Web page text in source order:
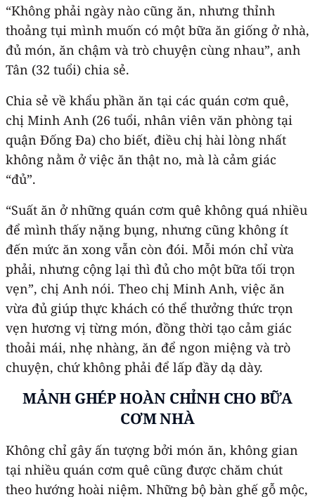
“Không phải ngày nào cũng ăn, nhưng thỉnh
thoảng tụi mình muốn có một bữa ăn giống ở nhà,
đủ món, ăn chậm và trò chuyện cùng nhau”, anh
Tân (32 tuổi) chia sẻ.
Chia sẻ về khẩu phần ăn tại các quán cơm quê,
chị Minh Anh (26 tuổi, nhân viên văn phòng tại
quận Đống Đa) cho biết, điều chị hài lòng nhất
không nằm ở việc ăn thật no, mà là cảm giác
“đủ”.
“Suất ăn ở những quán cơm quê không quá nhiều
để mình thấy nặng bụng, nhưng cũng không ít
đến mức ăn xong vẫn còn đói. Mỗi món chỉ vừa
phải, nhưng cộng lại thì đủ cho một bữa tối trọn
vẹn”, chị Anh nói. Theo chị Minh Anh, việc ăn
vừa đủ giúp thực khách có thể thưởng thức trọn
vẹn hương vị từng món, đồng thời tạo cảm giác
thoải mái, nhẹ nhàng, ăn để ngon miệng và trò
chuyện, chứ không phải để lấp đầy dạ dày.
MẢNH GHÉP HOÀN CHỈNH CHO BỮA
CƠM NHÀ
Không chỉ gây ấn tượng bởi món ăn, không gian
tại nhiều quán cơm quê cũng được chăm chút
theo hướng hoài niệm. Những bộ bàn ghế gỗ mộc,